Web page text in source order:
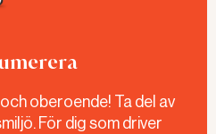
oberoende! Ta del av
För dig som driver